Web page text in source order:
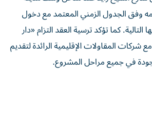
وفق الجدول الزمني المعتمد مع دخول
التالية. كما تؤكد ترسية العقد التزام «دار
شركات المقاولات الإقليمية الرائدة لتقديم
في جميع مراحل المشروع.